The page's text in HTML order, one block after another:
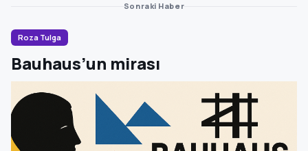
Sonraki Haber
Roza Tulga
Bauhaus’un mirası